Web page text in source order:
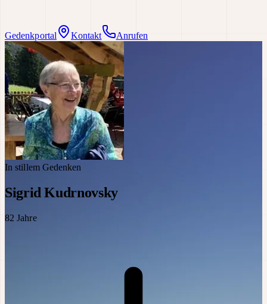
Gedenkportal Kontakt Anrufen
In stillem Gedenken
Sigrid Kudrnovsky
82 Jahre